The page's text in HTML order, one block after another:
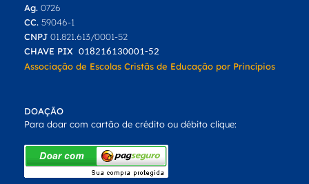
Ag. 0726
CC. 59046-1
CNPJ 01.821.613/0001-52
CHAVE PIX 018216130001-52
Associação de Escolas Cristãs de Educação por Princípios
DOAÇÃO
Para doar com cartão de crédito ou débito clique: